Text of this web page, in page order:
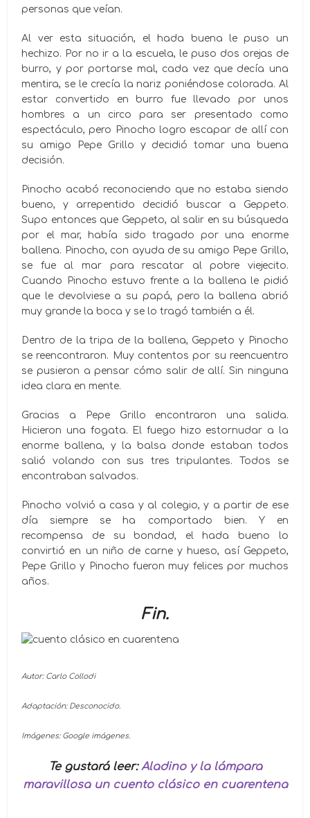
personas que veían.
Al ver esta situación, el hada buena le puso un
hechizo. Por no ir a la escuela, le puso dos orejas de
burro, y por portarse mal, cada vez que decía una
mentira, se le crecía la nariz poniéndose colorada. Al
estar convertido en burro fue llevado por unos
hombres a un circo para ser presentado como
espectáculo, pero Pinocho logro escapar de allí con
su amigo Pepe Grillo y decidió tomar una buena
decisión.
Pinocho acabó reconociendo que no estaba siendo
bueno, y arrepentido decidió buscar a Geppeto.
Supo entonces que Geppeto, al salir en su búsqueda
por el mar, había sido tragado por una enorme
ballena. Pinocho, con ayuda de su amigo Pepe Grillo,
se fue al mar para rescatar al pobre viejecito.
Cuando Pinocho estuvo frente a la ballena le pidió
que le devolviese a su papá, pero la ballena abrió
muy grande la boca y se lo tragó también a él.
Dentro de la tripa de la ballena, Geppeto y Pinocho
se reencontraron. Muy contentos por su reencuentro
se pusieron a pensar cómo salir de allí. Sin ninguna
idea clara en mente.
Gracias a Pepe Grillo encontraron una salida.
Hicieron una fogata. El fuego hizo estornudar a la
enorme ballena, y la balsa donde estaban todos
salió volando con sus tres tripulantes. Todos se
encontraban salvados.
Pinocho volvió a casa y al colegio, y a partir de ese
día siempre se ha comportado bien. Y en
recompensa de su bondad, el hada bueno lo
convirtió en un niño de carne y hueso, así Geppeto,
Pepe Grillo y Pinocho fueron muy felices por muchos
años.
Fin.
Autor: Carlo Collodi
Adaptación: Desconocido.
Imágenes: Google imágenes.
Te gustará leer:Aladino y la lámpara
maravillosa un cuento clásico en cuarentena